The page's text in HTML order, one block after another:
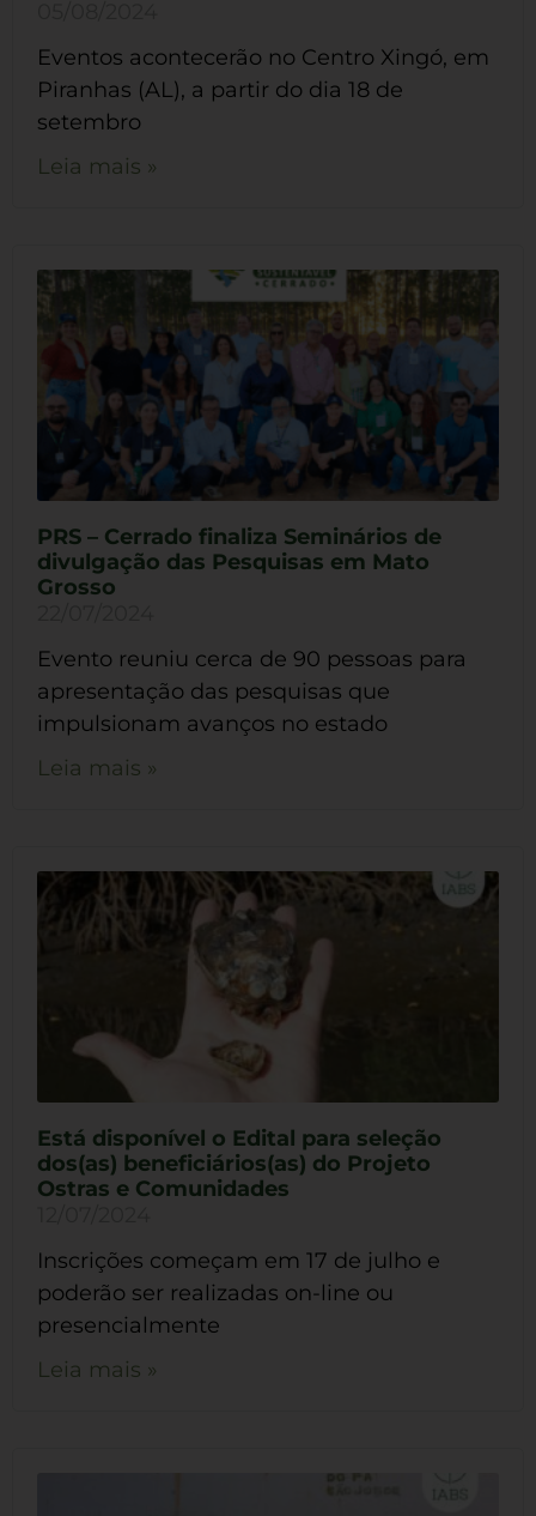
Eventos acontecerão no Centro Xingó, em
Piranhas (AL), a partir do dia 18 de
setembro
Leia mais »
PRS – Cerrado finaliza Seminários de
divulgação das Pesquisas em Mato
Grosso
Evento reuniu cerca de 90 pessoas para
apresentação das pesquisas que
impulsionam avanços no estado
Leia mais »
Está disponível o Edital para seleção
dos(as) beneficiários(as) do Projeto
Ostras e Comunidades
Inscrições começam em 17 de julho e
poderão ser realizadas on-line ou
presencialmente
Leia mais »